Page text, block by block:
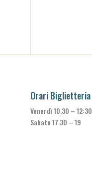
Orari Biglietteria
Venerdì 10.30 – 12:30
Sabato 17.30 – 19